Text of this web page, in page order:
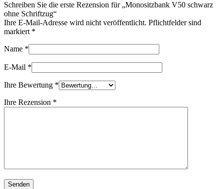
Schreiben Sie die erste Rezension für „Monositzbank V50 schwarz
ohne Schriftzug“
Ihre E-Mail-Adresse wird nicht veröffentlicht. Pflichtfelder sind
markiert *
Name *
E-Mail *
Ihre Bewertung *
Ihre Rezension *
Senden